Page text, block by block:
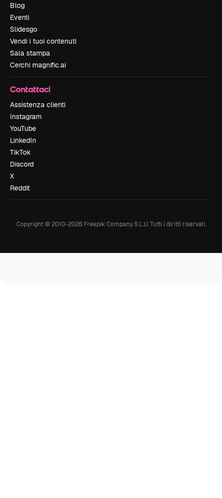
Blog
Eventi
Slidesgo
Vendi i tuoi contenuti
Sala stampa
Cerchi magnific.ai
Contattaci
Assistenza clienti
Instagram
YouTube
LinkedIn
TikTok
Discord
X
Reddit
Copyright © 2010-2026Freepik Company S.L.U. Tutti i diritti riservati.